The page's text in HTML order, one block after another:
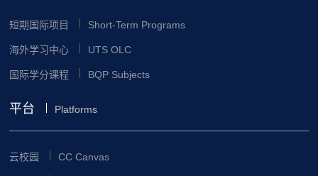
短期国际项目 Short-Term Programs
海外学习中心 UTS OLC
国际学分课程 BQP Subjects
平台 Platforms
云校园 CC Canvas